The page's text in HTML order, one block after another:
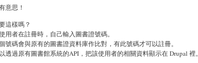
意思！
這樣嗎？
用者在註冊時，自己輸入圖書證號碼。
號碼會與原有的圖書證資料庫作比對，有此號碼才可以註冊。
透過原有圖書館系統的API，把該使用者的相關資料顯示在 Drupal 裡。